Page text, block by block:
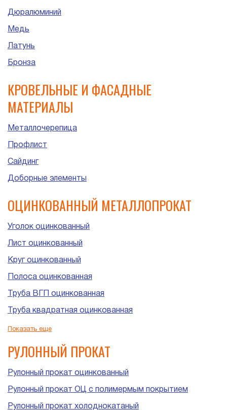
Дюралюминий
Медь
Латунь
Бронза
КРОВЕЛЬНЫЕ И ФАСАДНЫЕ
МАТЕРИАЛЫ
Металлочерепица
Профлист
Сайдинг
Доборные элементы
ОЦИНКОВАННЫЙ МЕТАЛЛОПРОКАТ
Уголок оцинкованный
Лист оцинкованный
Круг оцинкованный
Полоса оцинкованная
Труба ВГП оцинкованная
Труба квадратная оцинкованная
Труба прямоугольная оцинкованная
Труба ЭСВ оцинкованная
Показать еще
РУЛОННЫЙ ПРОКАТ
Рулонный прокат оцинкованный
Рулонный прокат ОЦ с полимермым покрытием
Рулонный прокат холоднокатаный